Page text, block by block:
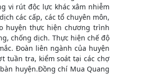
vi rút độc lực khác xâm nhiễm
các cấp, các tổ chuyên môn,
huyện thực hiện chương trình
chống dịch. Thực hiện chế độ
Đoàn liên ngành của huyện
tuần tra, kiểm soát tại các chợ
huyện.Đồng chí Mua Quang